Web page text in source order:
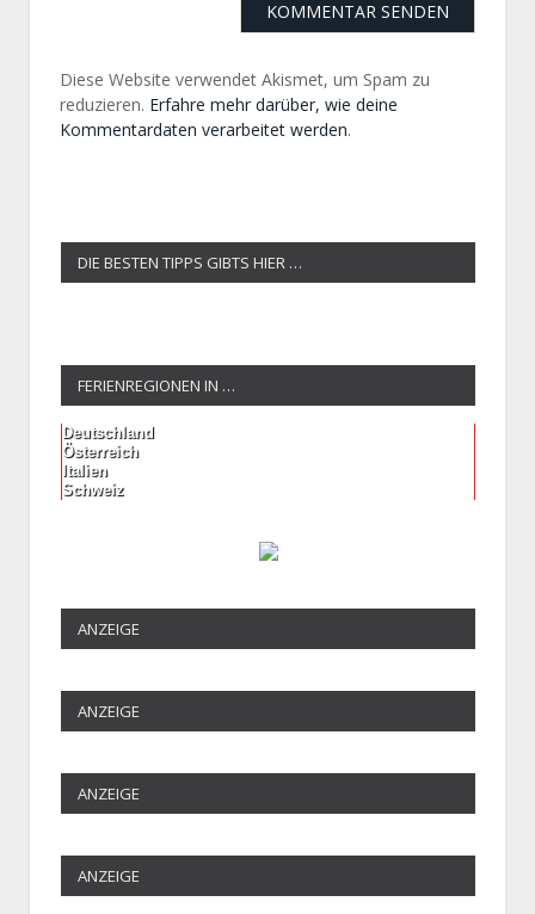
Diese Website verwendet Akismet, um Spam zu
reduzieren. Erfahre mehr darüber, wie deine
Kommentardaten verarbeitet werden.
DIE BESTEN TIPPS GIBTS HIER …
FERIENREGIONEN IN …
Deutschland
Österreich
Italien
Schweiz
ANZEIGE
ANZEIGE
ANZEIGE
ANZEIGE